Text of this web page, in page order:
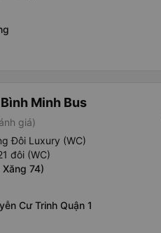
Minh Bus
giá)
Đôi Luxury (WC)
đôi (WC)
74)
Cư Trinh Quận 1